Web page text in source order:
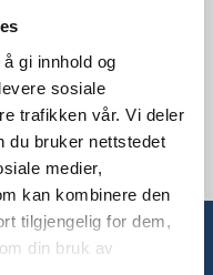
gi innhold og
sosiale
trafikken vår. Vi deler
du bruker nettstedet
medier,
kan kombinere den
tilgjengelig for dem,
din bruk av